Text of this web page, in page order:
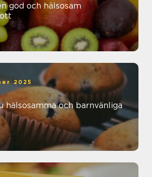
god och hälsosam
2025
hälsosamma och barnvänliga